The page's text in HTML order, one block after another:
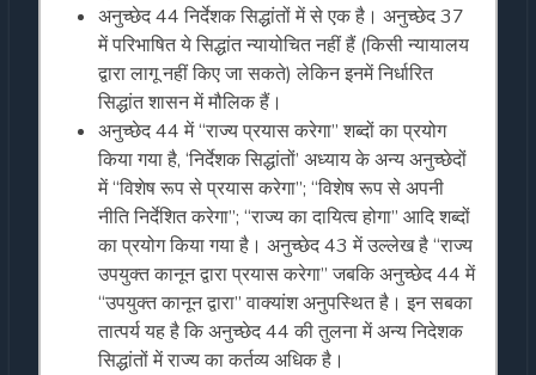
अनुच्छेद 44 निर्देशक सिद्धांतों में से एक है। अनुच्छेद 37
में परिभाषित ये सिद्धांत न्यायोचित नहीं हैं (किसी न्यायालय
द्वारा लागू नहीं किए जा सकते) लेकिन इनमें निर्धारित
सिद्धांत शासन में मौलिक हैं।
अनुच्छेद 44 में “राज्य प्रयास करेगा” शब्दों का प्रयोग
किया गया है, ‘निर्देशक सिद्धांतों’ अध्याय के अन्य अनुच्छेदों
में “विशेष रूप से प्रयास करेगा”; “विशेष रूप से अपनी
नीति निर्देशित करेगा”; “राज्य का दायित्व होगा” आदि शब्दों
का प्रयोग किया गया है। अनुच्छेद 43 में उल्लेख है “राज्य
उपयुक्त कानून द्वारा प्रयास करेगा” जबकि अनुच्छेद 44 में
“उपयुक्त कानून द्वारा” वाक्यांश अनुपस्थित है। इन सबका
तात्पर्य यह है कि अनुच्छेद 44 की तुलना में अन्य निदेशक
सिद्धांतों में राज्य का कर्तव्य अधिक है।